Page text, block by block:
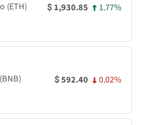
(ETH) $ 1,930.85 1.77%
$592.40 0.02%